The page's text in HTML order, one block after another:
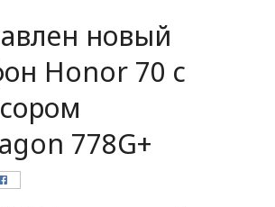
Авто
Происшествия
Редакция
новый
Honor 70 с
778G+